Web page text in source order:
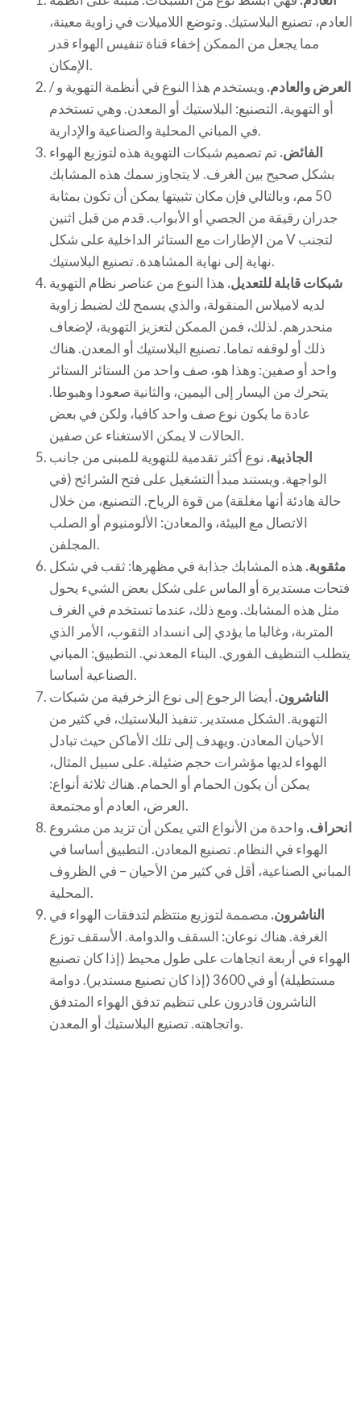
العادم، تصنيع البلاستيك. وتوضع اللاميلات في زاوية معينة،
مما يجعل من الممكن إخفاء قناة تنفيس الهواء قدر
الإمكان.
العرض والعادم. ويستخدم هذا النوع في أنظمة التهوية و /
أو التهوية. التصنيع: البلاستيك أو المعدن. وهي تستخدم
في المباني المحلية والصناعية والإدارية.
الفائض.تم تصميم شبكات التهوية هذه لتوزيع الهواء
بشكل صحيح بين الغرف. لا يتجاوز سمك هذه المشابك
50 مم، وبالتالي فإن مكان تثبيتها يمكن أن تكون بمثابة
جدران رقيقة من الجصي أو الأبواب. قدم من قبل اثنين
من الإطارات مع الستائر الداخلية على شكل V لتجنب
نهاية إلى نهاية المشاهدة. تصنيع البلاستيك.
شبكات قابلة للتعديل. هذا النوع من عناصر نظام التهوية
لديه لاميلاس المنقولة، والذي يسمح لك لضبط زاوية
منحدرهم. لذلك، فمن الممكن لتعزيز التهوية، لإضعاف
ذلك أو لوقفه تماما. تصنيع البلاستيك أو المعدن. هناك
واحد أو صفين: وهذا هو، صف واحد من الستائر الستائر
يتحرك من اليسار إلى اليمين، والثانية صعودا وهبوطا.
عادة ما يكون نوع صف واحد كافيا، ولكن في بعض
الحالات لا يمكن الاستغناء عن صفين.
الجاذبية. نوع أكثر تقدمية للتهوية للمبنى من جانب
الواجهة. ويستند مبدأ التشغيل على فتح الشرائح (في
حالة هادئة أنها مغلقة) من قوة الرياح. التصنيع، من خلال
الاتصال مع البيئة، والمعادن: الألومنيوم أو الصلب
المجلفن.
مثقوبة. هذه المشابك جذابة في مظهرها: ثقب في شكل
فتحات مستديرة أو الماس على شكل بعض الشيء يحول
مثل هذه المشابك. ومع ذلك، عندما تستخدم في الغرف
المتربة، وغالبا ما يؤدي إلى انسداد الثقوب، الأمر الذي
يتطلب التنظيف الفوري. البناء المعدني. التطبيق: المباني
الصناعية أساسا.
الناشرون. أيضا الرجوع إلى نوع الزخرفية من شبكات
التهوية. الشكل مستدير. تنفيذ البلاستيك، في كثير من
الأحيان المعادن. ويهدف إلى تلك الأماكن حيث تبادل
الهواء لديها مؤشرات حجم ضئيلة. على سبيل المثال،
يمكن أن يكون الحمام أو الحمام. هناك ثلاثة أنواع:
العرض، العادم أو مجتمعة.
انحراف. واحدة من الأنواع التي يمكن أن تزيد من مشروع
الهواء في النظام. تصنيع المعادن. التطبيق أساسا في
المباني الصناعية، أقل في كثير من الأحيان – في الظروف
المحلية.
الناشرون. مصممة لتوزيع منتظم لتدفقات الهواء في
الغرفة. هناك نوعان: السقف والدوامة. الأسقف توزع
الهواء في أربعة اتجاهات على طول محيط (إذا كان تصنيع
مستطيلة) أو في 3600 (إذا كان تصنيع مستدير). دوامة
الناشرون قادرون على تنظيم تدفق الهواء المتدفق
واتجاهته. تصنيع البلاستيك أو المعدن.